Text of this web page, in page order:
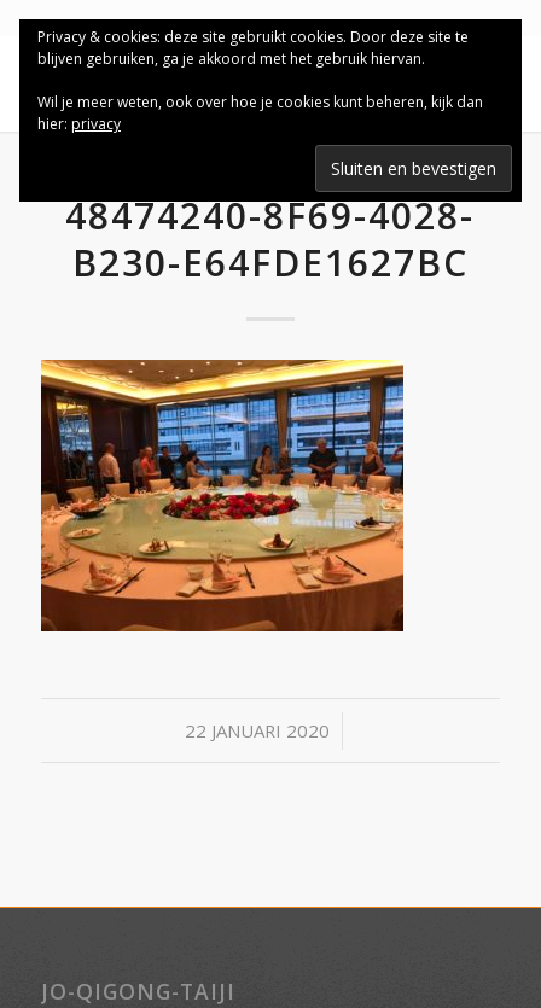
48474240-8F69-4028-
B230-E64FDE1627BC
22 JANUARI 2020
/
JO-QIGONG-TAIJI
Privacy & cookies: deze site gebruikt cookies. Door deze site te
blijven gebruiken, ga je akkoord met het gebruik hiervan.
Wil je meer weten, ook over hoe je cookies kunt beheren, kijk dan
hier: privacy